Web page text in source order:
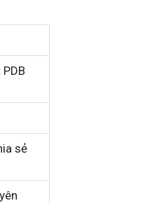
sẻ